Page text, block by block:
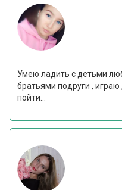
Умею ладить с детьми
братьями подруги ,
пойти...